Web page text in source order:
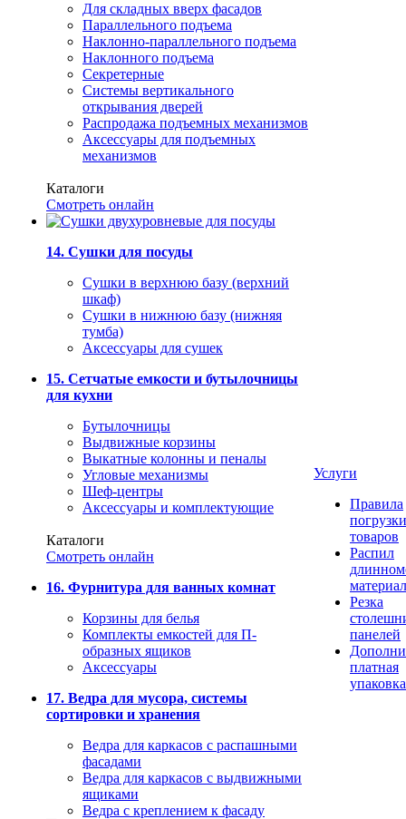
Для складных вверх фасадов
Параллельного подъема
Наклонно-параллельного подъема
Наклонного подъема
Секретерные
Системы вертикального
открывания дверей
Распродажа подъемных механизмов
Аксессуары для подъемных
механизмов
Каталоги
Смотреть онлайн
14. Сушки для посуды
Сушки в верхнюю базу (верхний
шкаф)
Сушки в нижнюю базу (нижняя
тумба)
Аксессуары для сушек
15. Сетчатые емкости и бутылочницы
для кухни
Бутылочницы
Выдвижные корзины
Выкатные колонны и пеналы
Угловые механизмы
Шеф-центры
Аксессуары и комплектующие
Каталоги
Смотреть онлайн
16. Фурнитура для ванных комнат
Корзины для белья
Комплекты емкостей для П-
образных ящиков
Аксессуары
17. Ведра для мусора, системы
сортировки и хранения
Ведра для каркасов с распашными
фасадами
Ведра для каркасов с выдвижными
ящиками
Ведра с креплением к фасаду
Услуги
Правила
погрузки
товаров
Распил
Резка
панелей
платная
упаковка